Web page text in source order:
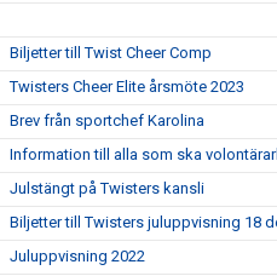
Biljetter till Twist Cheer Comp
Twisters Cheer Elite årsmöte 2023
Brev från sportchef Karolina
Information till alla som ska
Julstängt på Twisters kansli
Biljetter till Twisters juluppvisning 18
Juluppvisning 2022